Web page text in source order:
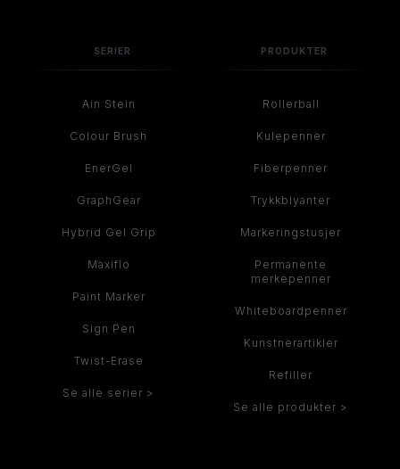
SERIER
Ain Stein
Colour Brush
EnerGel
GraphGear
Hybrid Gel Grip
Maxiflo
Paint Marker
Sign Pen
Twist-Erase
Se alle serier >
PRODUKTER
Rollerball
Kulepenner
Fiberpenner
Trykkblyanter
Markeringstusjer
Permanente
merkepenner
Whiteboardpenner
Kunstnerartikler
Refiller
Se alle produkter >